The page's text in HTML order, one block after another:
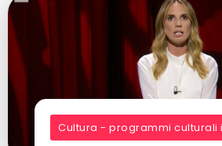
Cultura - programmi culturali